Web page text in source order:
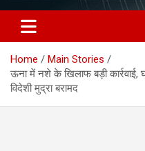
Home
Main Stories
ऊना में नशे के खिलाफ बड़ी
विदेशी मुद्रा बरामद